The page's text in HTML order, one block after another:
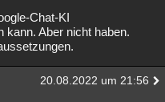
Chat-KI
kann. Aber nicht haben.
20.08.2022 um 21:56